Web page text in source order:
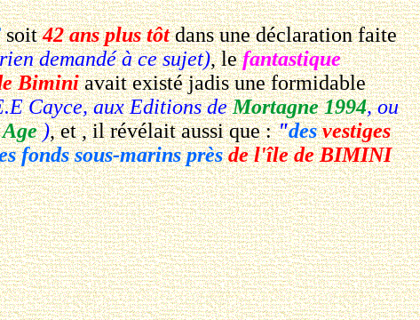
soit42 ans plus tôtdans une déclaration faite
demandé à ce sujet), lefantastique
Biminiavait existé jadis une formidable
Cayce, aux Editions deMortagne 1994, ou
), et , il révélait aussi que :"desvestiges
fonds sous-marins prèsde l'île de BIMINI